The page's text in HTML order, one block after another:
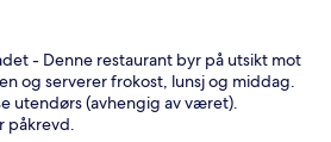
- Denne restaurant byr på utsikt mot
og serverer frokost, lunsj og middag.
utendørs (avhengig av været).
påkrevd.